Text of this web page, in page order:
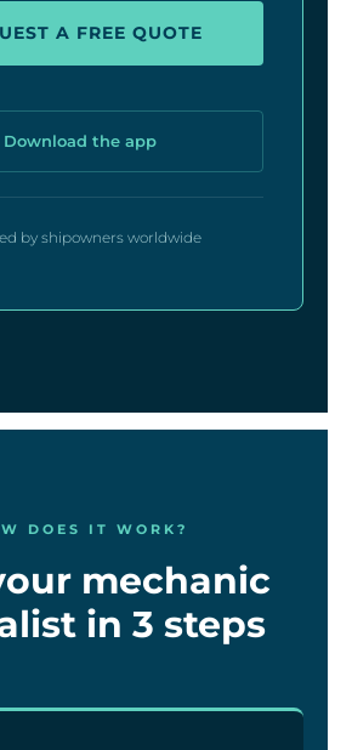
A FREE QUOTE
Download the app
by shipowners worldwide
DOES IT WORK?
mechanic
in 3 steps